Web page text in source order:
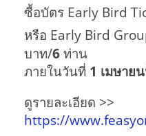
ซื้อบัตร Early Bird
หรือ Early Bird
บาท/6 ท่าน
ภายในวันที่ 1 เมษาย
ดูรายละเอียด >>
https://